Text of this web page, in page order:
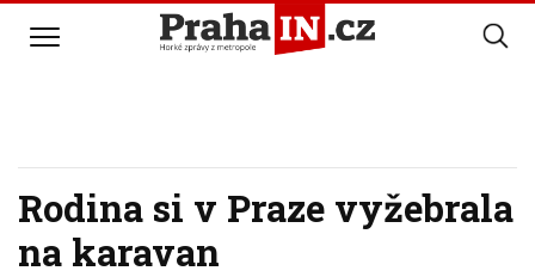
Rodina si v Praze vyžebrala
na karavan